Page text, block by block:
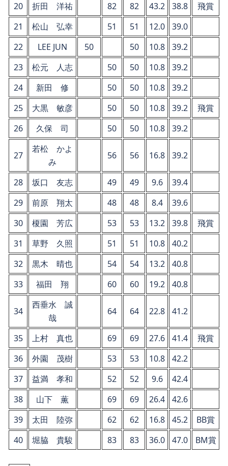
20
折田 洋祐 82 82 43.2 38.8
飛賞
21
松山 弘幸 51 51 12.0
39.0
22
LEE JUN 50 50 10.8
39.2
23
松元 人志 50 50 10.8
39.2
24
新田 修 50 50 10.8
39.2
25
大黒 敏彦 50 50 10.8 39.2
飛賞
26
久保 司 50 50 10.8 39.2
27
若松 かよ
み
56 56 16.8 39.2
28 坂口 友志 49 49 9.6
39.4
29
前原 翔太 48 48 8.4
39.6
30
榎園 芳広 53 53 13.2 39.8
飛賞
31
草野 久照 51 51 10.8
40.2
32
黒木 晴也 54 54 13.2
40.8
33
福田 翔 60 60 19.2 40.8
34
西垂水 誠
哉
64 64 22.8 41.2
35 上村 真也 69 69 27.6 41.4
飛賞
36
外園 茂樹 53 53 10.8
42.2
37
益満 孝和 52 52 9.6
42.4
38
山下 薫 69 69 26.4
42.6
39
太田 陸弥 62 62 16.8 45.2
BB賞
40
堀脇 貴駿 83 83 36.0 47.0 BM賞